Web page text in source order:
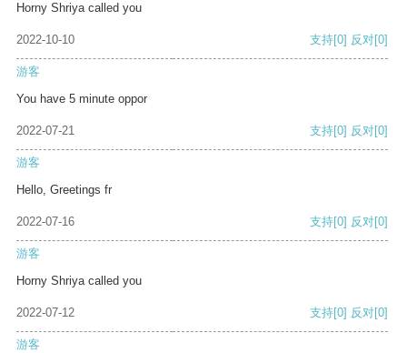
Horny Shriya called you
2022-10-10 支持[0] 反对[0]
游客
You have 5 minute oppor
2022-07-21 支持[0] 反对[0]
游客
Hello, Greetings fr
2022-07-16 支持[0] 反对[0]
游客
Horny Shriya called you
2022-07-12 支持[0] 反对[0]
游客